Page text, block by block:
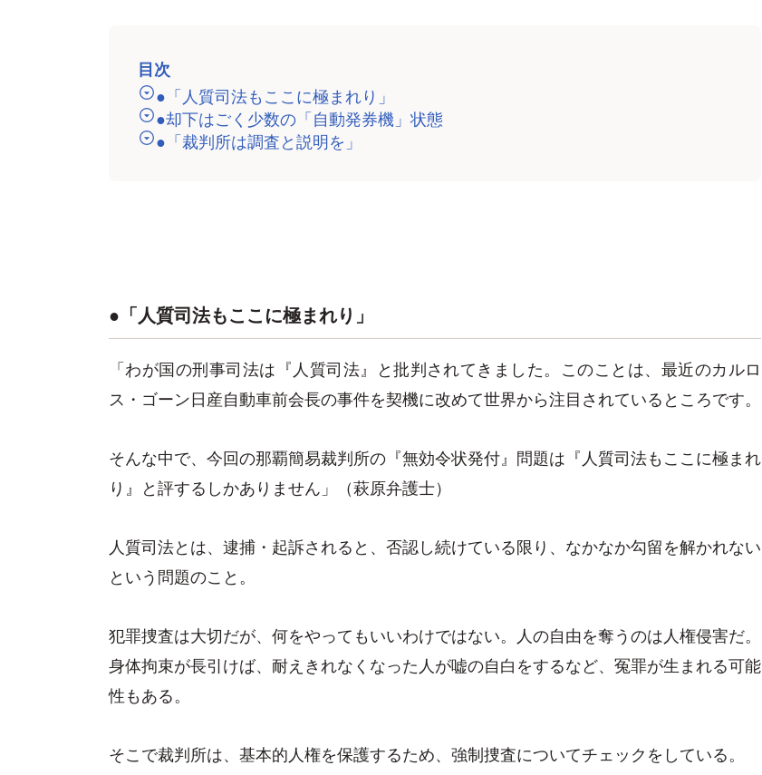
目次
●「人質司法もここに極まれり」
●却下はごく少数の「自動発券機」状態
●「裁判所は調査と説明を」
●「人質司法もここに極まれり」
「わが国の刑事司法は『人質司法』と批判されてきました。このことは、最近のカルロ
ス・ゴーン日産自動車前会長の事件を契機に改めて世界から注目されているところです。
そんな中で、今回の那覇簡易裁判所の『無効令状発付』問題は『人質司法もここに極まれ
り』と評するしかありません」（萩原弁護士）
人質司法とは、逮捕・起訴されると、否認し続けている限り、なかなか勾留を解かれない
という問題のこと。
犯罪捜査は大切だが、何をやってもいいわけではない。人の自由を奪うのは人権侵害だ。
身体拘束が長引けば、耐えきれなくなった人が嘘の自白をするなど、冤罪が生まれる可能
性もある。
そこで裁判所は、基本的人権を保護するため、強制捜査についてチェックをしている。